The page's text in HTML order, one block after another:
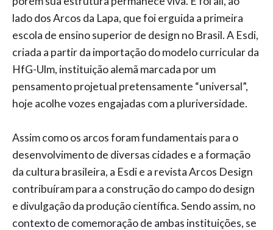
lado dos Arcos da Lapa, que foi erguida a primeira
escola de ensino superior de design no Brasil. A Esdi,
criada a partir da importação do modelo curricular da
HfG-Ulm, instituição alemã marcada por um
pensamento projetual pretensamente “universal”,
hoje acolhe vozes engajadas com a pluriversidade.
Assim como os arcos foram fundamentais para o
desenvolvimento de diversas cidades e a formação
da cultura brasileira, a Esdi e a revista Arcos Design
contribuíram para a construção do campo do design
e divulgação da produção científica. Sendo assim, no
contexto de comemoração de ambas instituições, se